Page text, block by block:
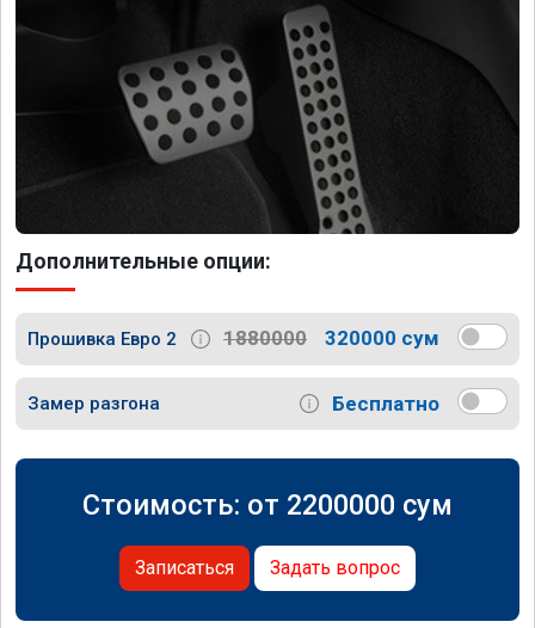
Дополнительные опции:
Прошивка Евро 2 1880000 320000 сум
Замер разгона Бесплатно
Стоимость: от 2200000 сум
Записаться Задать вопрос